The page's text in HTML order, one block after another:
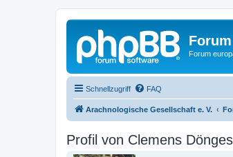
Forum
Schnellzugriff FAQ
Arachnologische Gesellschaft e. V.
Profil von Clemens Dönges